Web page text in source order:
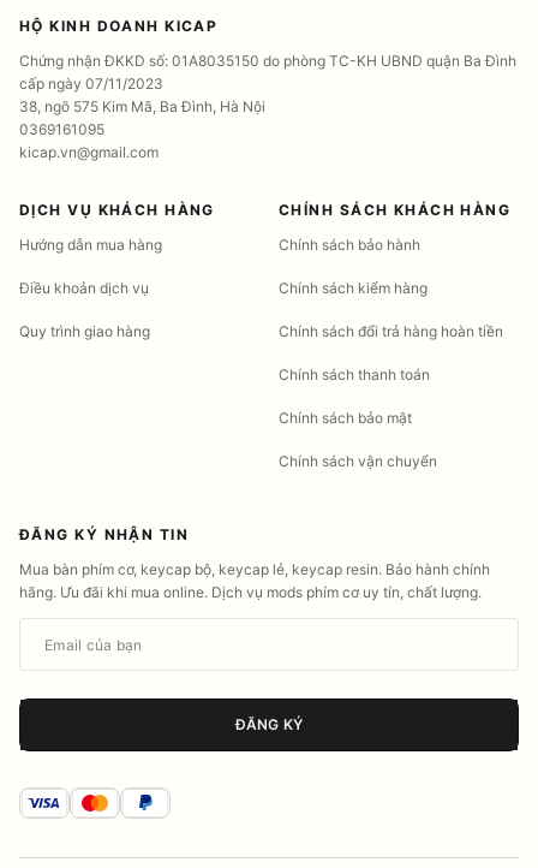
HỘ KINH DOANH KICAP
Chứng nhận ĐKKD số: 01A8035150 do phòng TC-KH UBND quận Ba Đình
cấp ngày 07/11/2023
38, ngõ 575 Kim Mã, Ba Đình, Hà Nội
0369161095
kicap.vn@gmail.com
DỊCH VỤ KHÁCH HÀNG
Hướng dẫn mua hàng
Điều khoản dịch vụ
Quy trình giao hàng
CHÍNH SÁCH KHÁCH HÀNG
Chính sách bảo hành
Chính sách kiểm hàng
Chính sách đổi trả hàng hoàn tiền
Chính sách thanh toán
Chính sách bảo mật
Chính sách vận chuyển
ĐĂNG KÝ NHẬN TIN
Mua bàn phím cơ, keycap bộ, keycap lẻ, keycap resin. Bảo hành chính
hãng. Ưu đãi khi mua online. Dịch vụ mods phím cơ uy tín, chất lượng.
ĐĂNG KÝ